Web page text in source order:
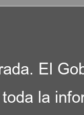
El
la